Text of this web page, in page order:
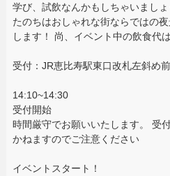
学び、試飲なんかもしちゃいまし
たのちはおしゃれな街ならではの
します！ 尚、イベント中の飲食代
受付：JR恵比寿駅東口改札左斜め
14:10~14:30
受付開始
時間厳守でお願いいたします。 受
かねますのでご注意ください
イベントスタート！